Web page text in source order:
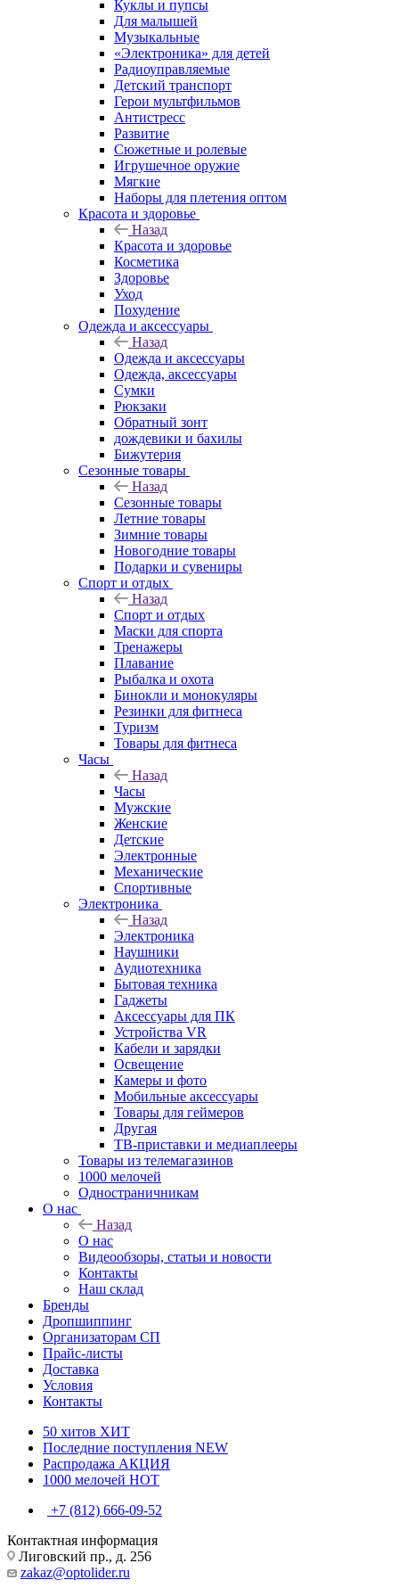
Куклы и пупсы
Для малышей
Музыкальные
«Электроника» для детей
Радиоуправляемые
Детский транспорт
Герои мультфильмов
Антистресс
Развитие
Сюжетные и ролевые
Игрушечное оружие
Мягкие
Наборы для плетения оптом
Красота и здоровье
Назад
Красота и здоровье
Косметика
Здоровье
Уход
Похудение
Одежда и аксессуары
Назад
Одежда и аксессуары
Одежда, аксессуары
Сумки
Рюкзаки
Обратный зонт
дождевики и бахилы
Бижутерия
Сезонные товары
Назад
Сезонные товары
Летние товары
Зимние товары
Новогодние товары
Подарки и сувениры
Спорт и отдых
Назад
Спорт и отдых
Маски для спорта
Тренажеры
Плавание
Рыбалка и охота
Бинокли и монокуляры
Резинки для фитнеса
Туризм
Товары для фитнеса
Часы
Назад
Часы
Мужские
Женские
Детские
Электронные
Механические
Спортивные
Электроника
Назад
Электроника
Наушники
Аудиотехника
Бытовая техника
Гаджеты
Аксессуары для ПК
Устройства VR
Кабели и зарядки
Освещение
Камеры и фото
Мобильные аксессуары
Товары для геймеров
Другая
ТВ-приставки и медиаплееры
Товары из телемагазинов
1000 мелочей
Одностраничникам
О нас
Назад
О нас
Видеообзоры, статьи и новости
Контакты
Наш склад
Бренды
Дропшиппинг
Организаторам СП
Прайс-листы
Доставка
Условия
Контакты
50 хитов ХИТ
Последние поступления NEW
Распродажа АКЦИЯ
1000 мелочей HOT
+7 (812) 666-09-52
Контактная информация
Лиговский пр., д. 256
zakaz@optolider.ru